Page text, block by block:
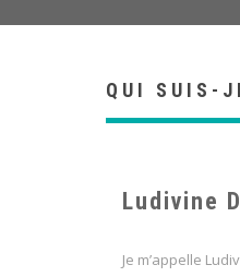
QUI SUIS-
Ludivine
Je m’appelle